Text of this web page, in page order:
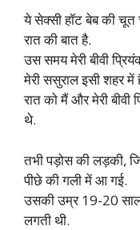
ये सेक्सी हॉट बेब की
रात की बात है.
उस समय मेरी बीवी
मेरी ससुराल इसी शहर
रात को मैं और मेरी
थे.
तभी पड़ोस की लड़की,
पीछे की गली में आ गई.
उसकी उम्र 19-20 साल
लगती थी.